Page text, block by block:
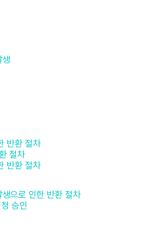
생
반환 절차
절차
반환 절차
으로 인한 반환 절차
승인